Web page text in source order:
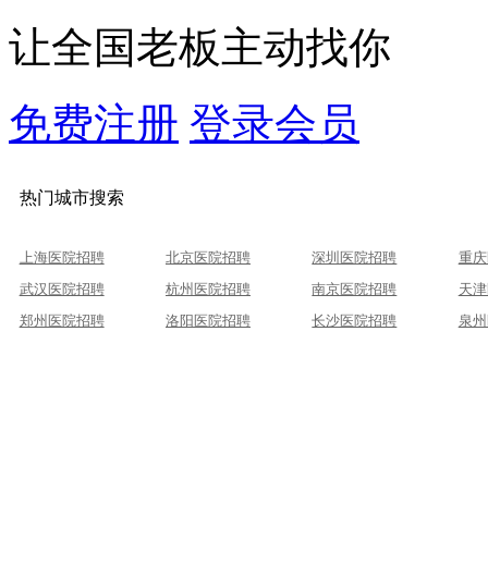
让全国老板主动找你
免费注册 登录会员
热门城市搜索
上海医院招聘 北京医院招聘 深圳医院招聘
重
武汉医院招聘
杭州医院招聘 南京医院招聘
天
郑州医院招聘
洛阳医院招聘 长沙医院招聘 泉